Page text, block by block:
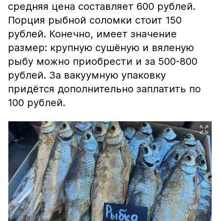
средняя цена составляет 600 рублей.
Порция рыбной соломки стоит 150
рублей. Конечно, имеет значение
размер: крупную сушёную и вяленую
рыбу можно приобрести и за 500-800
рублей. За вакуумную упаковку
придётся дополнительно заплатить по
100 рублей.